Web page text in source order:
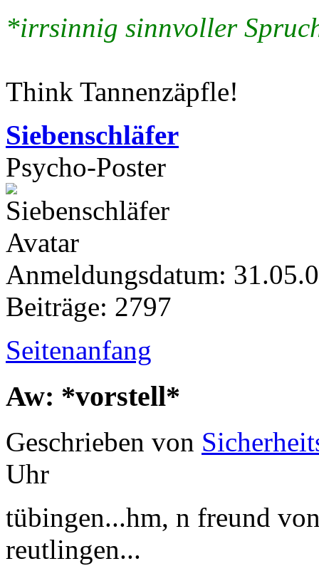
*irrsinnig sinnvoller
Think Tannenzäpfle!
Siebenschläfer
Psycho-Poster
Anmeldungsdatum:
Beiträge: 2797
Seitenanfang
Aw: *vorstell*
Geschrieben von
Uhr
tübingen...hm, n freund
reutlingen...